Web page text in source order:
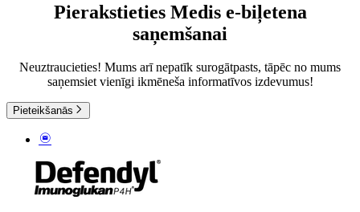
Pierakstieties Medis e-biļetena
saņemšanai
Neuztraucieties! Mums arī nepatīk surogātpasts, tāpēc no mums
saņemsiet vienīgi ikmēneša informatīvos izdevumus!
Pieteikšanās